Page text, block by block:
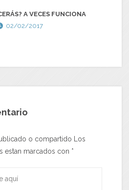
A VECES FUNCIONA
02/02/2017
o compartido Los
estan marcados con *